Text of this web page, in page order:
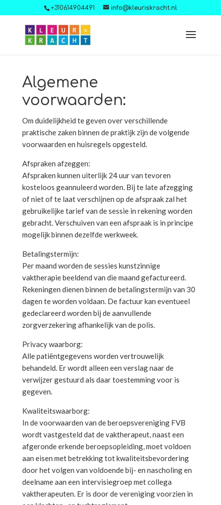
+310614904491 info@kleuriskracht.nl
Algemene
voorwaarden:
Om duidelijkheid te geven over verschillende
praktische zaken binnen de praktijk zijn de volgende
voorwaarden en huisregels opgesteld.
Afspraken afzeggen:
Afspraken kunnen uiterlijk 24 uur van tevoren
kosteloos geannuleerd worden. Bij te late afzegging
of niet of te laat verschijnen op de afspraak zal het
gebruikelijke tarief van de sessie in rekening worden
gebracht. Verschuiven van een afspraak is in principe
mogelijk binnen dezelfde werkweek.
Betalingstermijn:
Per maand worden de sessies kunstzinnige
vaktherapie beeldend van die maand gefactureerd.
Rekeningen dienen binnen de betalingstermijn van 30
dagen te worden voldaan. De factuur kan eventueel
gedeclareerd worden bij de aanvullende
zorgverzekering afhankelijk van de polis.
Privacy waarborg:
Alle patiëntgegevens worden vertrouwelijk
behandeld. Er wordt alleen een verslag naar de
verwijzer gestuurd als daar toestemming voor is
gegeven.
Kwaliteitswaarborg:
In de voorwaarden van de beroepsvereniging FVB
wordt vastgesteld dat de vaktherapeut, naast een
afgeronde erkende beroepsopleiding, moet voldoen
aan eisen met betrekking tot kwaliteitsbevordering
door het volgen van voldoende bij- en nascholing en
deelname aan een intervisiegroep met collega
vaktherapeuten. Er is door de vereniging voorzien in